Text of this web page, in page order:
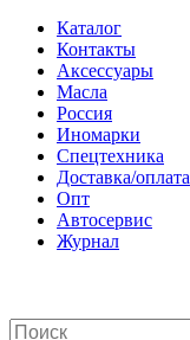
Каталог
Контакты
Аксессуары
Масла
Россия
Иномарки
Спецтехника
Доставка/оплата
Опт
Автосервис
Журнал